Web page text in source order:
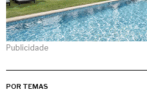
Publicidade
POR TEMAS